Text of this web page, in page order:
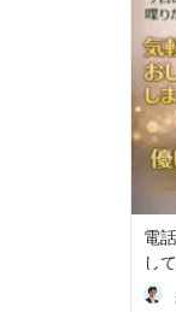
電
し